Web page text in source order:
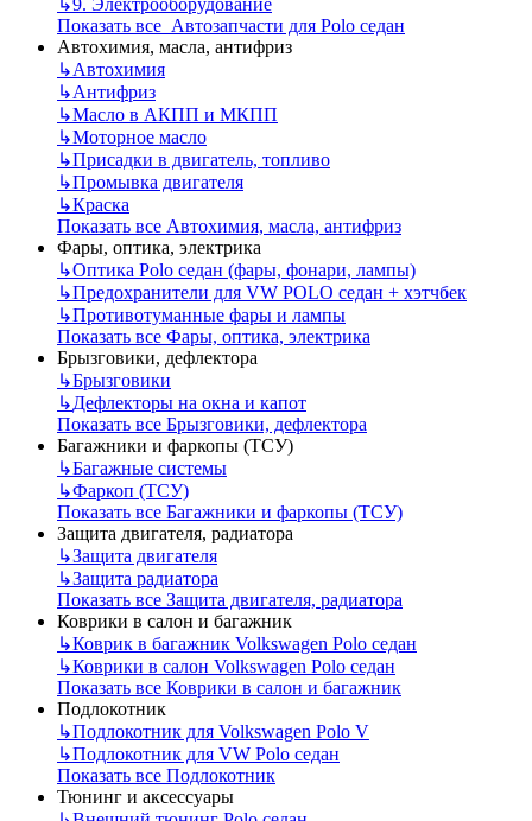
Показать все Автозапчасти для Polo седан
Автохимия, масла, антифриз
↳Автохимия
↳Антифриз
↳Масло в АКПП и МКПП
↳Моторное масло
↳Присадки в двигатель, топливо
↳Промывка двигателя
↳Краска
Показать все Автохимия, масла, антифриз
Фары, оптика, электрика
↳Оптика Polo седан (фары, фонари, лампы)
↳Предохранители для VW POLO седан + хэтчбек
↳Противотуманные фары и лампы
Показать все Фары, оптика, электрика
Брызговики, дефлектора
↳Брызговики
↳Дефлекторы на окна и капот
Показать все Брызговики, дефлектора
Багажники и фаркопы (ТСУ)
↳Багажные системы
↳Фаркоп (ТСУ)
Показать все Багажники и фаркопы (ТСУ)
Защита двигателя, радиатора
↳Защита двигателя
↳Защита радиатора
Показать все Защита двигателя, радиатора
Коврики в салон и багажник
↳Коврик в багажник Volkswagen Polo седан
↳Коврики в салон Volkswagen Polo седан
Показать все Коврики в салон и багажник
Подлокотник
↳Подлокотник для Volkswagen Polo V
↳Подлокотник для VW Polo седан
Показать все Подлокотник
Тюнинг и аксессуары